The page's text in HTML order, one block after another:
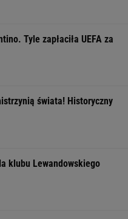
Tyle zapłaciła UEFA za
świata! Historyczny
klubu Lewandowskiego